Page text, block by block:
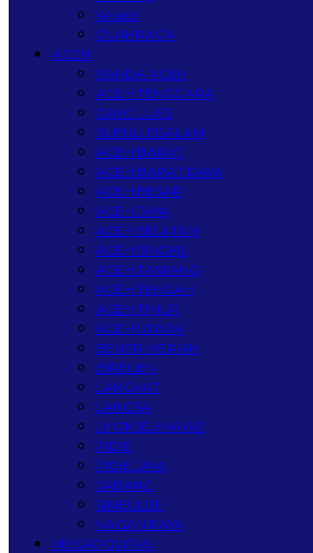
Wisata
OLAHRAGA
ACEH
BANDA ACEH
ACEH TENGGARA
GAYO LUES
SUBULUSSALAM
ACEH BARAT
ACEH BARAT DAYA
ACEH BESAR
ACEH JAYA
ACEH SELATAN
ACEH SINGKIL
ACEH TAMIANG
ACEH TENGAH
ACEH TIMUR
ACEH UTARA
BENER MERIAH
BIREUEN
LANGKAT
LANGSA
LHOKSEUMAWE
PIDIE
PIDIE JAYA
SABANG
SIMEULUE
NAGAN RAYA
MEGAPOLITAN